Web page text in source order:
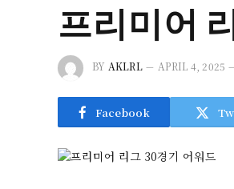
프리미어
BY AKLRL APRIL 4, 2025
Facebook